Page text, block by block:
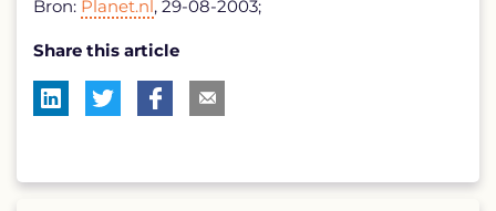
Bron: Planet.nl, 29-08-2003;
Share this article